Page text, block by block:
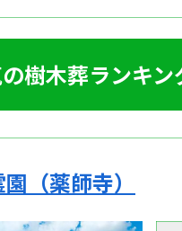
樹木葬ランキン
（薬師寺）